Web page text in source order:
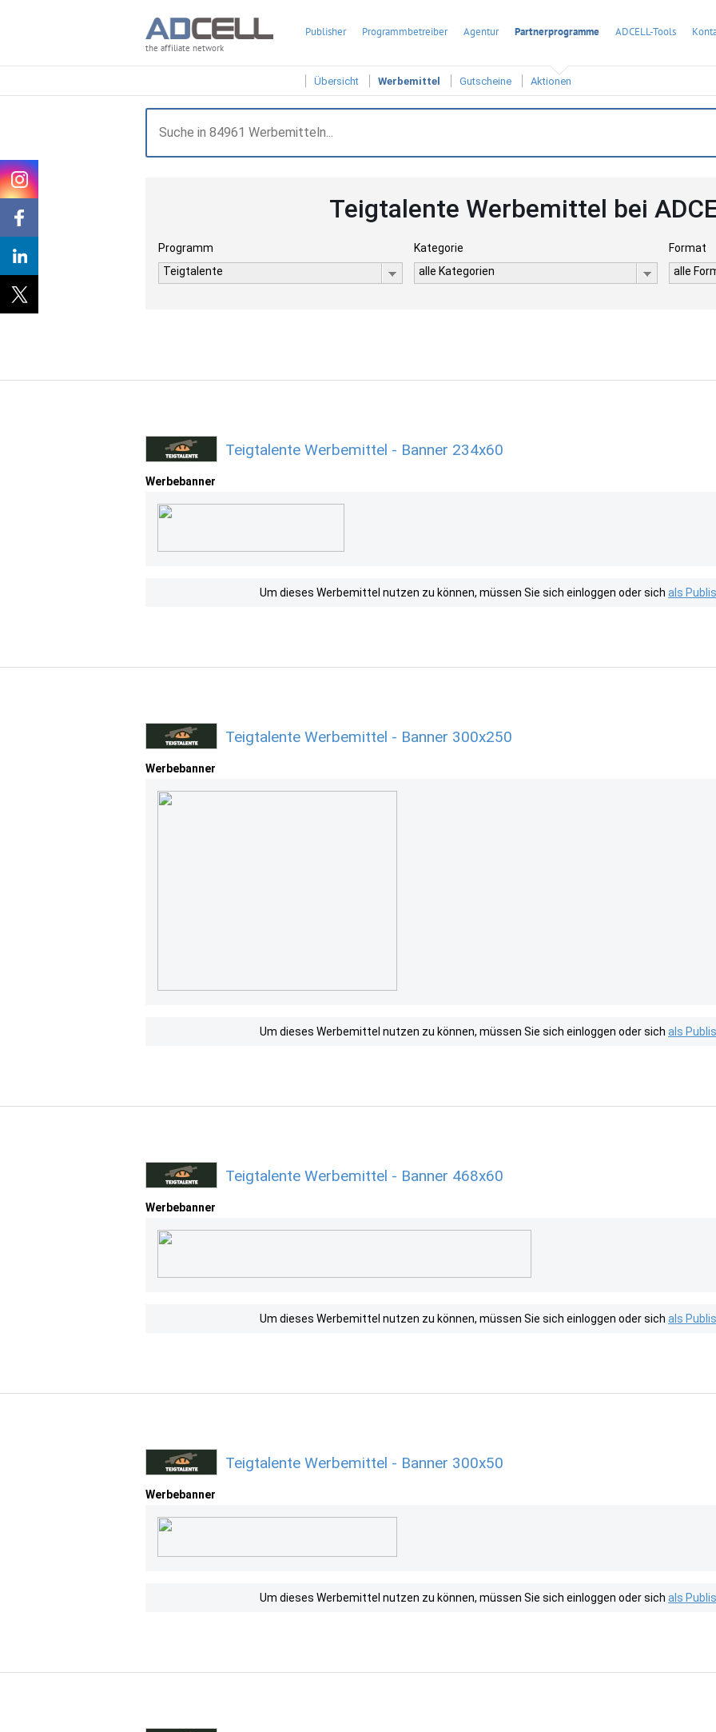
the affiliate network
Publisher Programmbetreiber Agentur Partnerprogramme ADCELL-Tools
Übersicht Werbemittel Gutscheine Aktionen
Teigtalente Werbemittel bei
Programm
Teigtalente
Kategorie
alle Kategorien
Format
alle
Teigtalente Werbemittel - Banner 234x60
Werbebanner
Um dieses Werbemittel nutzen zu können, müssen Sie sich einloggen oder sich als
Teigtalente Werbemittel - Banner 300x250
Werbebanner
Um dieses Werbemittel nutzen zu können, müssen Sie sich einloggen oder sich als
Teigtalente Werbemittel - Banner 468x60
Werbebanner
Um dieses Werbemittel nutzen zu können, müssen Sie sich einloggen oder sich als
Teigtalente Werbemittel - Banner 300x50
Werbebanner
Um dieses Werbemittel nutzen zu können, müssen Sie sich einloggen oder sich als